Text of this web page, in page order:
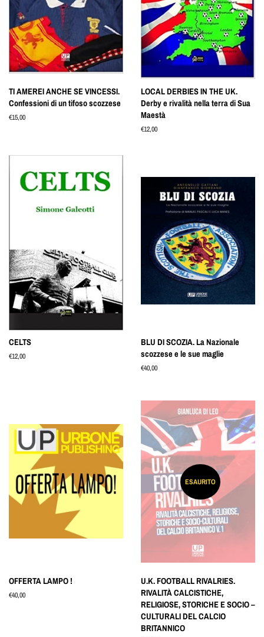
TI AMEREI ANCHE SE VINCESSI.
Confessioni di un tifoso scozzese
Prezzo
€15,00
LOCAL DERBIES IN THE UK.
Derby e rivalità nella terra di Sua
Maestà
Prezzo
€12,00
CELTS
Prezzo
€12,00
BLU DI SCOZIA. La Nazionale
scozzese e le sue maglie
Prezzo
€40,00
OFFERTA LAMPO !
Prezzo
€40,00
ESAURITO
U.K. FOOTBALL RIVALRIES.
RIVALITÀ CALCISTICHE,
RELIGIOSE, STORICHE E SOCIO –
CULTURALI DEL CALCIO
BRITANNICO